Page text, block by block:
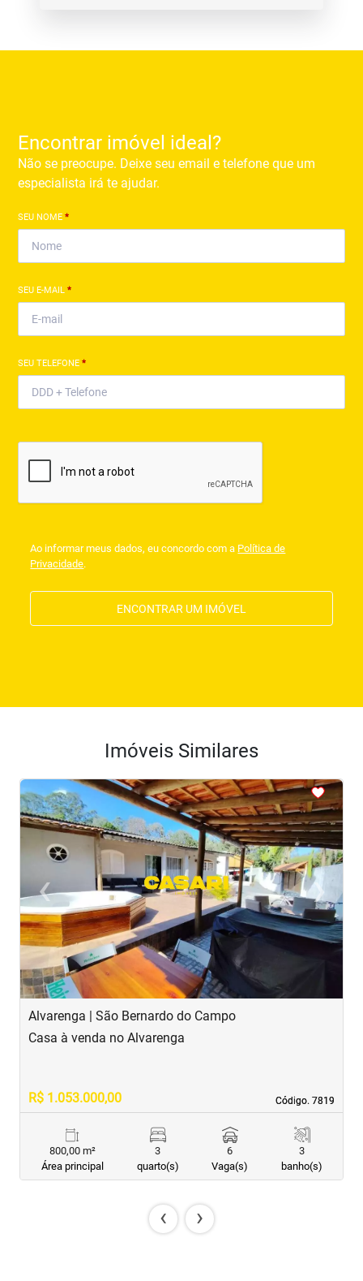
Encontrar imóvel ideal?
Não se preocupe. Deixe seu email e telefone que um
especialista irá te ajudar.
SEU NOME*
SEU E-MAIL*
SEU TELEFONE*
Ao informar meus dados, eu concordo com a Política de
Privacidade.
ENCONTRAR UM IMÓVEL
Imóveis Similares
<< <
‹Previous ›Next
Alvarenga | São Bernardo do Campo
Código. 7819
Código. 7819
Casa à venda no Alvarenga
R$ 1.053.000,00
800,00 m²
Área principal
3
quarto(s)
6
Vaga(s)
3
banho(s)
‹ ›